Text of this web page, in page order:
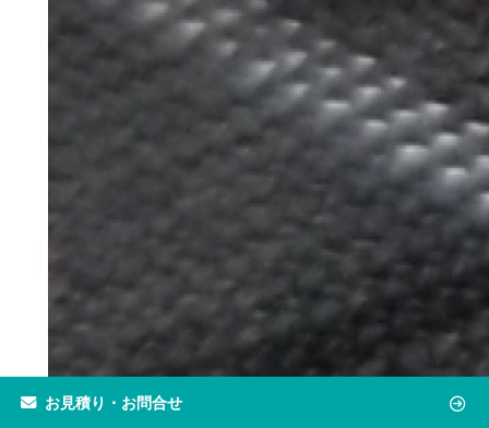
お見積り・お問合せ